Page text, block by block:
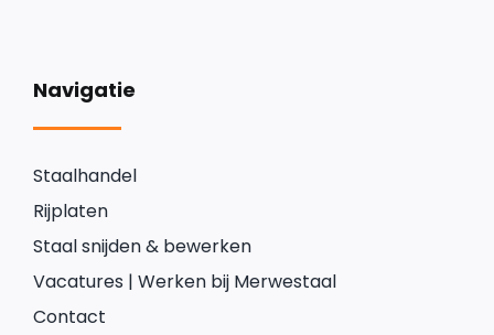
Navigatie
Staalhandel
Rijplaten
Staal snijden & bewerken
Vacatures | Werken bij Merwestaal
Contact